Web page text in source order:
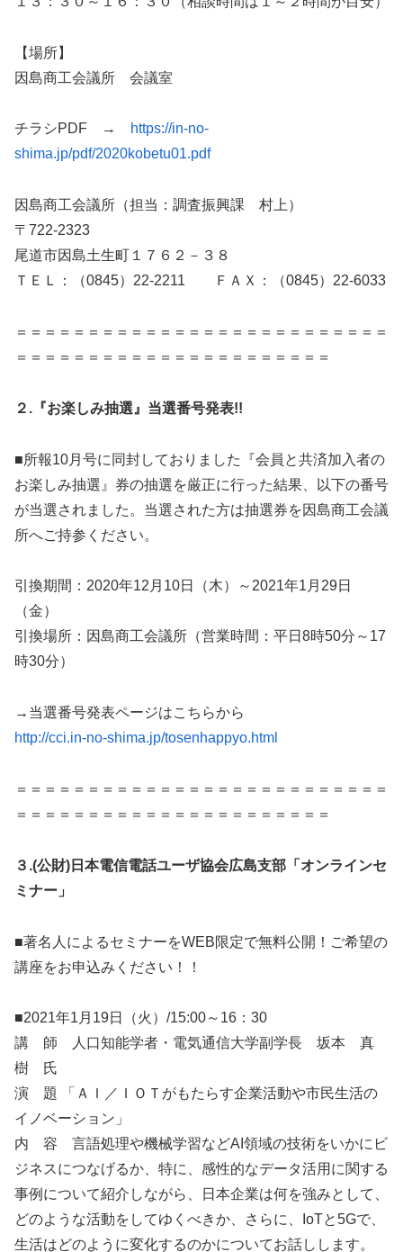
【場所】
因島商工会議所 会議室
チラシPDF →
https://in-no-
shima.jp/pdf/2020kobetu01.pdf
因島商工会議所（担当：調査振興課 村上）
〒722-2323
尾道市因島土生町１７６２－３８
ＴＥＬ：（0845）22-2211 ＦＡＸ：（0845）22-6033
＝＝＝＝＝＝＝＝＝＝＝＝＝＝＝＝＝＝＝＝＝＝＝＝＝＝
＝＝＝＝＝＝＝＝＝＝＝＝＝＝＝＝＝＝＝＝＝＝
２.『お楽しみ抽選』当選番号発表!!
■所報10月号に同封しておりました『会員と共済加入者の
お楽しみ抽選』券の抽選を厳正に行った結果、以下の番号
が当選されました。当選された方は抽選券を因島商工会議
所へご持参ください。
引換期間：2020年12月10日（木）～2021年1月29日
（金）
引換場所：因島商工会議所（営業時間：平日8時50分～17
時30分）
→当選番号発表ページはこちらから
http://cci.in-no-shima.jp/tosenhappyo.html
＝＝＝＝＝＝＝＝＝＝＝＝＝＝＝＝＝＝＝＝＝＝＝＝＝＝
＝＝＝＝＝＝＝＝＝＝＝＝＝＝＝＝＝＝＝＝＝＝
３.(公財)日本電信電話ユーザ協会広島支部「オンラインセ
ミナー」
■著名人によるセミナーをWEB限定で無料公開！ご希望の
講座をお申込みください！！
■2021年1月19日（火）/15:00～16：30
講 師 人口知能学者・電気通信大学副学長 坂本 真
樹 氏
演 題 「ＡＩ／ＩＯＴがもたらす企業活動や市民生活の
イノベーション」
内 容 言語処理や機械学習などAI領域の技術をいかにビ
ジネスにつなげるか、特に、感性的なデータ活用に関する
事例について紹介しながら、日本企業は何を強みとして、
どのような活動をしてゆくべきか、さらに、IoTと5Gで、
生活はどのように変化するのかについてお話しします。